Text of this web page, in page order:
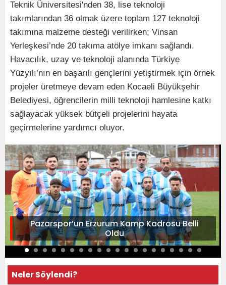
Teknik Üniversitesi'nden 38, lise teknoloji
takımlarından 36 olmak üzere toplam 127 teknoloji
takımına malzeme desteği verilirken; Vinsan
Yerleşkesi’nde 20 takıma atölye imkanı sağlandı.
Havacılık, uzay ve teknoloji alanında Türkiye
Yüzyılı’nın en başarılı gençlerini yetiştirmek için örnek
projeler üretmeye devam eden Kocaeli Büyükşehir
Belediyesi, öğrencilerin milli teknoloji hamlesine katkı
sağlayacak yüksek bütçeli projelerini hayata
geçirmelerine yardımcı oluyor.
Pazarspor’un Erzurum Kamp Kadrosu Belli
Oldu
Neler Söylendi?